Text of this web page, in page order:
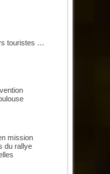
touristes …
mission
du rallye